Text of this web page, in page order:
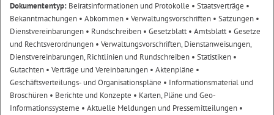
Dokumententyp: Beiratsinformationen und Protokolle • Staatsverträge •
Bekanntmachungen • Abkommen • Verwaltungsvorschriften • Satzungen •
Dienstvereinbarungen • Rundschreiben • Gesetzblatt• Amtsblatt• Gesetze
und Rechtsverordnungen • Verwaltungsvorschriften, Dienstanweisungen,
Dienstvereinbarungen, Richtlinien und Rundschreiben • Statistiken •
Gutachten • Verträge und Vereinbarungen • Aktenpläne •
Geschäftsverteilungs- und Organisationspläne • Informationsmaterial und
Broschüren • Berichte und Konzepte • Karten, Pläne und Geo-
Informationssysteme • Aktuelle Meldungen und Pressemitteilungen •